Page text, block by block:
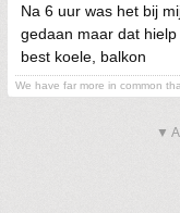
Na 6 uur was het bij
gedaan maar dat
best koele, balkon
We have far more in common
▼